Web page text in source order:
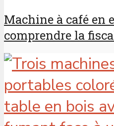
Machine à café en
comprendre la